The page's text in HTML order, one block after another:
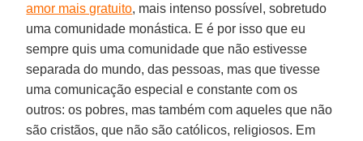
amor mais gratuito, mais intenso possível, sobretudo
uma comunidade monástica. E é por isso que eu
sempre quis uma comunidade que não estivesse
separada do mundo, das pessoas, mas que tivesse
uma comunicação especial e constante com os
outros: os pobres, mas também com aqueles que não
são cristãos, que não são católicos, religiosos. Em